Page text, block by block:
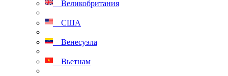
Великобритания
США
Венесуэла
Вьетнам